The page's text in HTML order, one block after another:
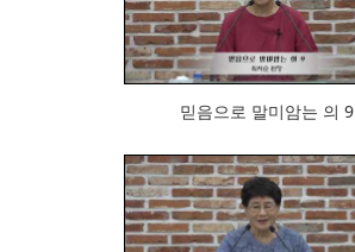
862
믿음으로 말미암는 의 9
940